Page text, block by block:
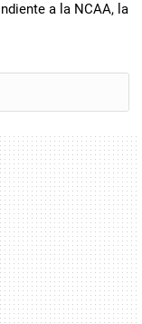
a la NCAA, la